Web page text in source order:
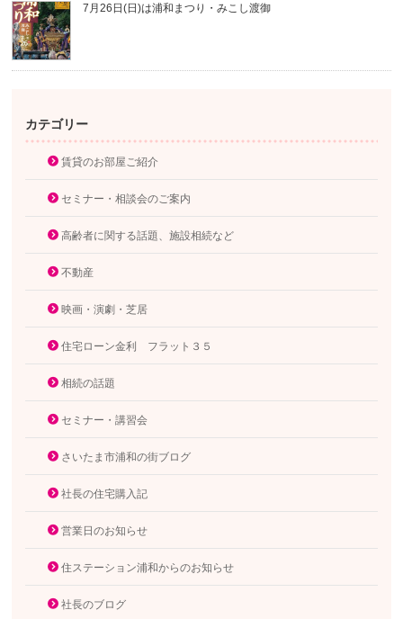
7月26日(日)は浦和まつり・みこし渡御
カテゴリー
賃貸のお部屋ご紹介
セミナー・相談会のご案内
高齢者に関する話題、施設相続など
不動産
映画・演劇・芝居
住宅ローン金利 フラット３５
相続の話題
セミナー・講習会
さいたま市浦和の街ブログ
社長の住宅購入記
営業日のお知らせ
住ステーション浦和からのお知らせ
社長のブログ